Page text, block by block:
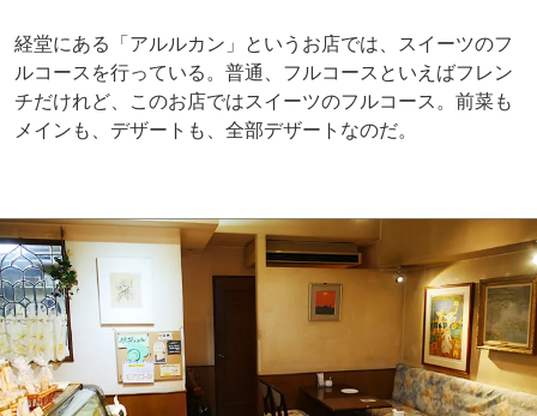
経堂にある「アルルカン」というお店では、スイーツのフ
ルコースを行っている。普通、フルコースといえばフレン
チだけれど、このお店ではスイーツのフルコース。前菜も
メインも、デザートも、全部デザートなのだ。